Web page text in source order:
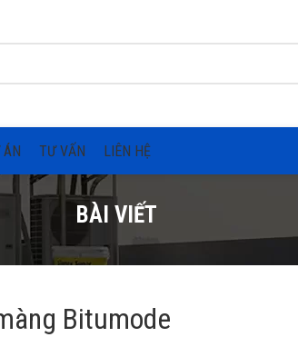
ÁN TƯ VẤN LIÊN HỆ
BÀI VIẾT
Bitumode